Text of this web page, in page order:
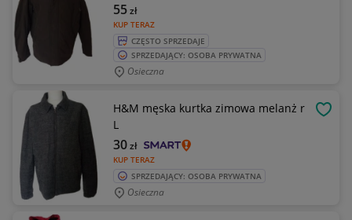
KUP TERAZ
55zł
CZĘSTO SPRZEDAJE
SPRZEDAJĄCY: OSOBA PRYWATNA
Osieczna
H&M męska kurtka zimowa melanż r
L
KUP TERAZ
30zł
SPRZEDAJĄCY: OSOBA PRYWATNA
Osieczna